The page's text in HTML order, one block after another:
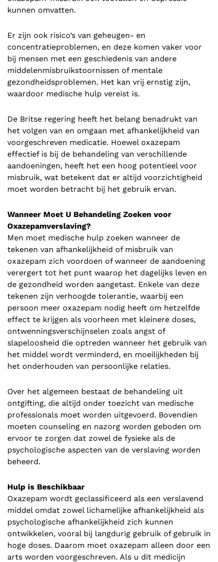
kunnen omvatten.
Er zijn ook risico’s van geheugen- en
concentratieproblemen, en deze komen vaker voor
bij mensen met een geschiedenis van andere
middelenmisbruikstoornissen of mentale
gezondheidsproblemen. Het kan vrij ernstig zijn,
waardoor medische hulp vereist is.
De Britse regering heeft het belang benadrukt van
het volgen van en omgaan met afhankelijkheid van
voorgeschreven medicatie. Hoewel oxazepam
effectief is bij de behandeling van verschillende
aandoeningen, heeft het een hoog potentieel voor
misbruik, wat betekent dat er altijd voorzichtigheid
moet worden betracht bij het gebruik ervan.
Wanneer Moet U Behandeling Zoeken voor
Oxazepamverslaving?
Men moet medische hulp zoeken wanneer de
tekenen van afhankelijkheid of misbruik van
oxazepam zich voordoen of wanneer de aandoening
verergert tot het punt waarop het dagelijks leven en
de gezondheid worden aangetast. Enkele van deze
tekenen zijn verhoogde tolerantie, waarbij een
persoon meer oxazepam nodig heeft om hetzelfde
effect te krijgen als voorheen met kleinere doses,
ontwenningsverschijnselen zoals angst of
slapeloosheid die optreden wanneer het gebruik van
het middel wordt verminderd, en moeilijkheden bij
het onderhouden van persoonlijke relaties.
Over het algemeen bestaat de behandeling uit
ontgifting, die altijd onder toezicht van medische
professionals moet worden uitgevoerd. Bovendien
moeten counseling en nazorg worden geboden om
ervoor te zorgen dat zowel de fysieke als de
psychologische aspecten van de verslaving worden
beheerd.
Hulp is Beschikbaar
Oxazepam wordt geclassificeerd als een verslavend
middel omdat zowel lichamelijke afhankelijkheid als
psychologische afhankelijkheid zich kunnen
ontwikkelen, vooral bij langdurig gebruik of gebruik in
hoge doses. Daarom moet oxazepam alleen door een
arts worden voorgeschreven. Als u dit medicijn